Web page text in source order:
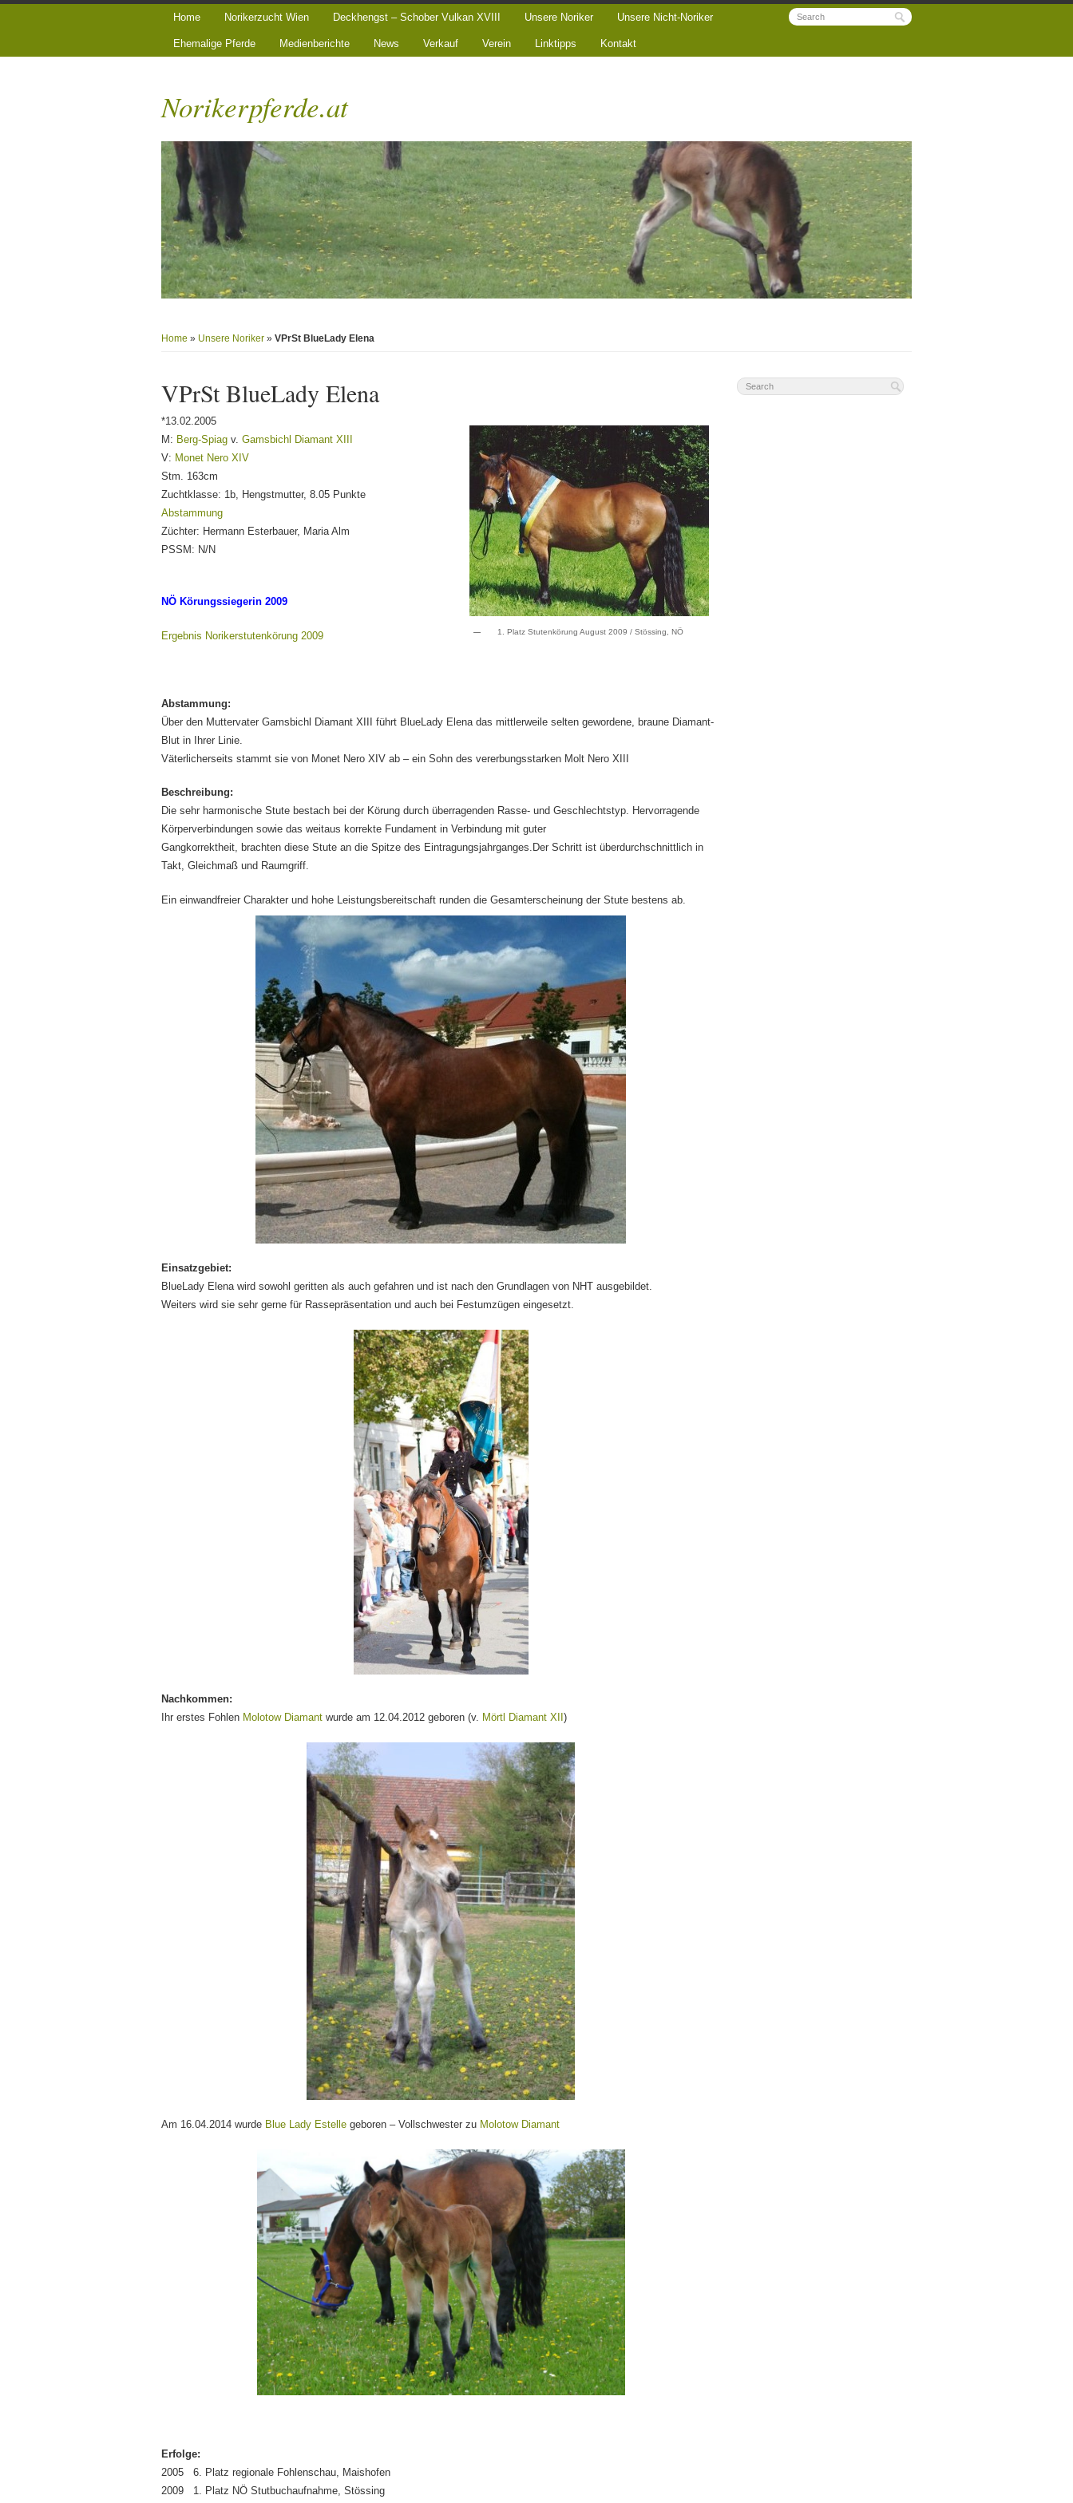
Home Norikerzucht Wien Deckhengst – Schober Vulkan XVIII Unsere Noriker Unsere Nicht-Noriker
Ehemalige Pferde Medienberichte News Verkauf Verein Linktipps Kontakt
Norikerpferde.at
Home » Unsere Noriker »VPrSt BlueLady Elena
VPrSt BlueLady Elena
1. Platz Stutenkörung August 2009 / Stössing, NÖ
*13.02.2005
M: Berg-Spiag v.Gamsbichl Diamant XIII
V: Monet Nero XIV
Stm. 163cm
Zuchtklasse: 1b, Hengstmutter, 8.05 Punkte
Abstammung
Züchter: Hermann Esterbauer, Maria Alm
PSSM: N/N
NÖ Körungssiegerin 2009
Ergebnis Norikerstutenkörung 2009
Abstammung:
Über den Muttervater Gamsbichl Diamant XIII führt BlueLady Elena das mittlerweile selten gewordene, braune Diamant-
Blut in Ihrer Linie.
Väterlicherseits stammt sie von Monet Nero XIV ab – ein Sohn des vererbungsstarken Molt Nero XIII
Beschreibung:
Die sehr harmonische Stute bestach bei der Körung durch überragenden Rasse- und Geschlechtstyp. Hervorragende
Körperverbindungen sowie das weitaus korrekte Fundament in Verbindung mit guter
Gangkorrektheit, brachten diese Stute an die Spitze des Eintragungsjahrganges.Der Schritt ist überdurchschnittlich in
Takt, Gleichmaß und Raumgriff.
Ein einwandfreier Charakter und hohe Leistungsbereitschaft runden die Gesamterscheinung der Stute bestens ab.
Einsatzgebiet:
BlueLady Elena wird sowohl geritten als auch gefahren und ist nach den Grundlagen von NHT ausgebildet.
Weiters wird sie sehr gerne für Rassepräsentation und auch bei Festumzügen eingesetzt.
Nachkommen:
Ihr erstes Fohlen Molotow Diamant wurde am 12.04.2012 geboren (v. Mörtl Diamant XII)
Am 16.04.2014 wurde Blue Lady Estelle geboren – Vollschwester zu Molotow Diamant
Erfolge:
2005 6. Platz regionale Fohlenschau, Maishofen
2009 1. Platz NÖ Stutbuchaufnahme, Stössing